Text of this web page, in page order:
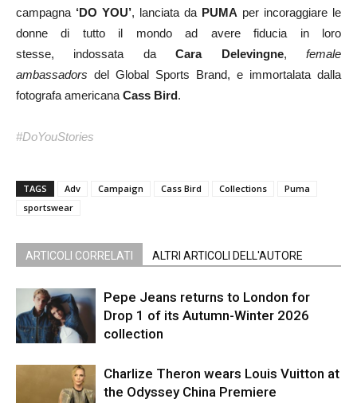
campagna ‘DO YOU’, lanciata da PUMA per incoraggiare le
donne di tutto il mondo ad avere fiducia in loro
stesse, indossata daCara Delevingne,female
ambassadors del Global Sports Brand, e immortalata dalla
fotografa americana Cass Bird.
#DoYouStories
TAGS Adv Campaign Cass Bird Collections
Puma
sportswear
ARTICOLI CORRELATI ALTRI ARTICOLI DELL'AUTORE
Pepe Jeans returns to London for
Drop 1 of its Autumn-Winter 2026
collection
Charlize Theron wears Louis Vuitton at
the Odyssey China Premiere